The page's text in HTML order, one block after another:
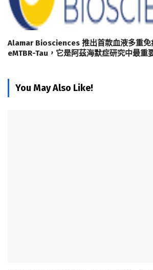
Alamar Biosciences 推出首款血液多重免
eMTBR-Tau，它是阿茲海默症研究中最重
You May Also Like!